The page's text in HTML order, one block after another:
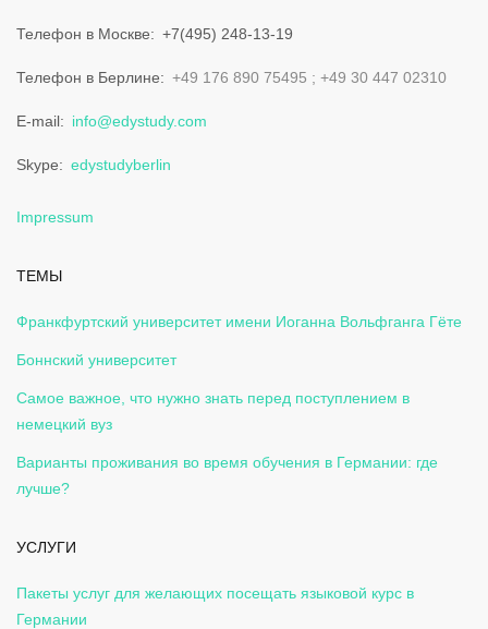
Телефон в Москве +7(495) 248-13-19
Телефон в Берлине +49 176 890 75495 +49 30 447 02310
E-mail info@edystudy.com
Skype edystudyberlin
Impressum
ТЕМЫ
Франкфуртский университет имени Иоганна Вольфганга Гёте
Боннский университет
Самое важное, что нужно знать перед поступлением в
немецкий вуз
Варианты проживания во время обучения в Германии: где
лучше?
УСЛУГИ
Пакеты услуг для желающих посещать языковой курс в
Германии